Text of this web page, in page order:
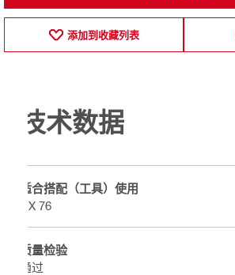
添加到收藏列表
技术数据
适合搭配（工具）使用
DX 76
质量检验
通过